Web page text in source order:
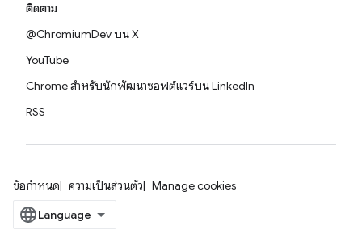
ติดตาม
@ChromiumDev บน X
YouTube
Chrome สำหรับนักพัฒนาซอฟต์แวร์บน LinkedIn
RSS
ข้อกำหนด ความเป็นส่วนตัว Manage cookies